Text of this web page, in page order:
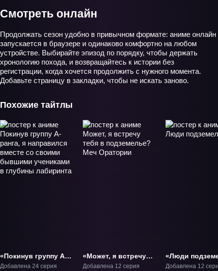
Смотреть онлайн
Продолжать сезон удобно в привычном формате: аниме онлайн
запускается в браузере и одинаково комфортно на любом
устройстве. Выбирайте эпизод по порядку, чтобы держать
хронологию похода, и возвращайтесь к истории без
регистрации, когда хочется продолжить с нужного момента.
Добавьте страницу в закладки, чтобы не искать заново.
Похожие тайтлы
«Покинув группу А-
ранга, я направился
Добавлена 24 серия
«Может, я встречу
тебя в подземелье?
Добавлена 12 серия
«Люди
ТВ-1
Добавлена 12